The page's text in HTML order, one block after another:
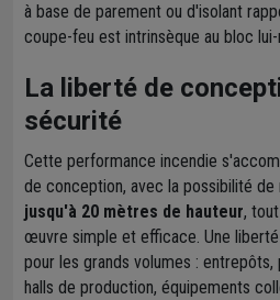
à base de parement ou d'isolant
coupe-feu est intrinsèque au bloc
La liberté de
sécurité
Cette performance incendie
de conception, avec la possibilité de
jusqu'à 20 mètres de hauteur,
œuvre simple et efficace. Une
pour les grands volumes :
halls de production, équipements